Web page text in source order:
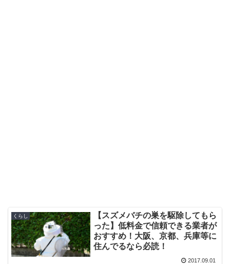
くらし
【スズメバチの巣を駆除してもら
った】低料金で信頼できる業者が
おすすめ！大阪、京都、兵庫等に
住んでるなら必読！
2017.09.01